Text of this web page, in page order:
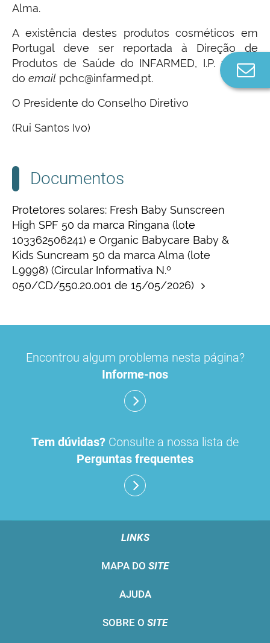
Alma.
A existência destes produtos cosméticos em
Portugal deve ser reportada à Direção de
Produtos de Saúde do INFARMED, I.P. através
do email pchc@infarmed.pt.
O Presidente do Conselho Diretivo
(Rui Santos Ivo)
Documentos
Protetores solares: Fresh Baby Sunscreen
High SPF 50 da marca Ringana (lote
103362506241) e Organic Babycare Baby &
Kids Suncream 50 da marca Alma (lote
L9998) (Circular Informativa N.º
050/CD/550.20.001 de 15/05/2026)
Encontrou algum problema nesta página?
Informe-nos
Tem dúvidas? Consulte a nossa lista de
Perguntas frequentes
LINKS
MAPA DO SITE
AJUDA
SOBRE O SITE